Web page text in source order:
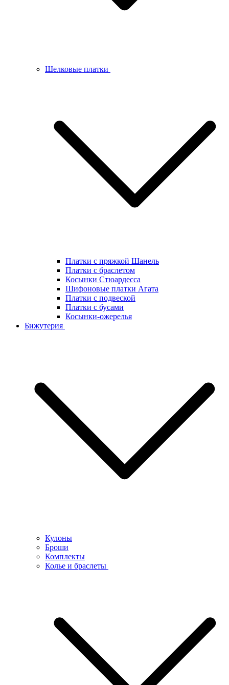
Шелковые платки
Платки с пряжкой Шанель
Платки с браслетом
Косынки Стюардесса
Шифоновые платки Агата
Платки с подвеской
Платки с бусами
Косынки-ожерелья
Бижутерия
Кулоны
Броши
Комплекты
Колье и браслеты